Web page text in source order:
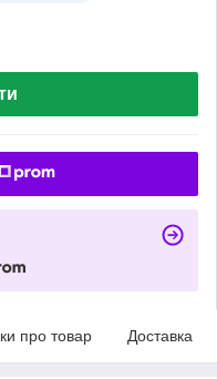
про товар Доставка